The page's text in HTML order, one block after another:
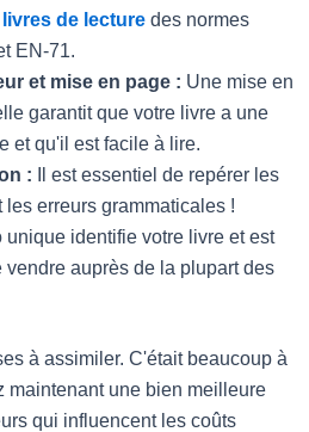
de lecture des normes
EN-71.
et mise en page : Une mise en
garantit que votre livre a une
et qu'il est facile à lire.
: Il est essentiel de repérer les
les erreurs grammaticales !
unique identifie votre livre et est
vendre auprès de la plupart des
à assimiler. C'était beaucoup à
maintenant une bien meilleure
qui influencent les coûts